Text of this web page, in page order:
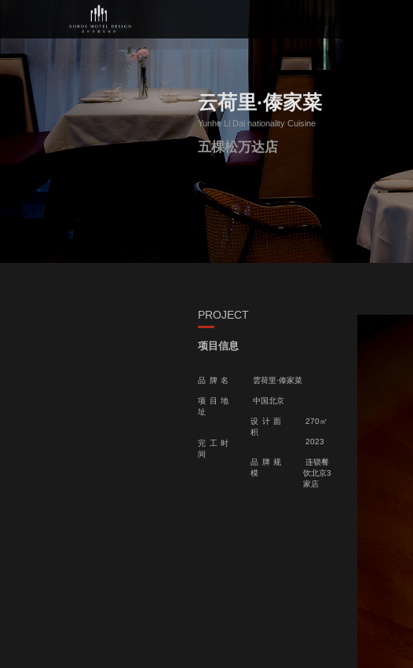
云荷里·傣家菜
Yunhe Li Dai nationality Cuisine
五棵松万达店
PROJECT
项目信息
品牌名 雲荷里·傣家菜
项目地
址
中国北京
设计面
积
270㎡
完工时
间
2023
品牌规
模
连锁餐
饮北京3
家店